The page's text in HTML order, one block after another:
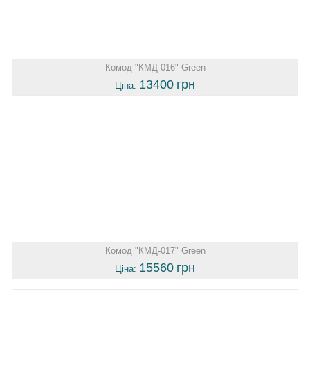
Комод "КМД-016" Green
Ціна: 13400 грн
Комод "КМД-017" Green
Ціна: 15560 грн